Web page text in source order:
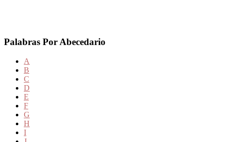
Palabras Por Abecedario
A
B
C
D
E
F
G
H
I